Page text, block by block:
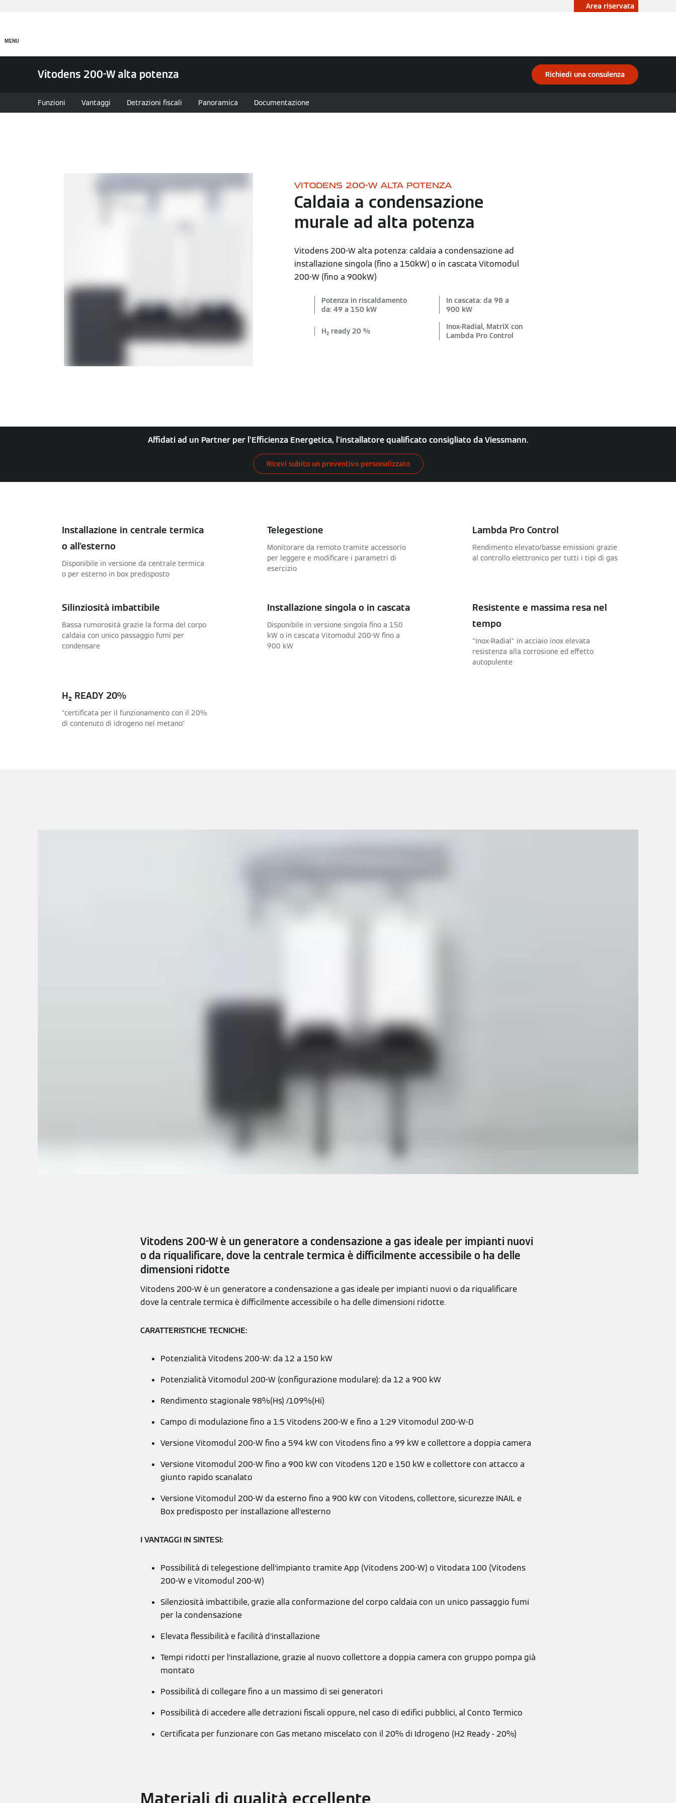
Area riservata
MENU
Vitodens 200-W alta potenza Richiedi una consulenza
Funzioni Vantaggi Detrazioni fiscali Panoramica Documentazione
VITODENS 200-W ALTA POTENZA
Caldaia a condensazione
murale ad alta potenza
Vitodens 200-W alta potenza: caldaia a condensazione ad
installazione singola (fino a 150kW) o in cascata Vitomodul
200-W (fino a 900kW)
Potenza in riscaldamento
da: 49 a 150 kW
In cascata: da 98 a
900 kW
H₂ ready 20 %
Inox-Radial, MatriX con
Lambda Pro Control
Affidati ad un Partner per l’Efficienza Energetica, l’installatore qualificato consigliato da Viessmann.
Ricevi subito un preventivo personalizzato
Installazione in centrale termica
o all'esterno
Disponibile in versione da centrale termica
o per esterno in box predisposto
Telegestione
Monitorare da remoto tramite accessorio
per leggere e modificare i parametri di
esercizio
Lambda Pro Control
Rendimento elevato/basse emissioni grazie
al controllo elettronico per tutti i tipi di gas
Silinziosità imbattibile
Bassa rumorosità grazie la forma del corpo
caldaia con unico passaggio fumi per
condensare
Installazione singola o in cascata
Disponibile in versione singola fino a 150
kW o in cascata Vitomodul 200-W fino a
900 kW
Resistente e massima resa nel
tempo
"Inox-Radial" in acciaio inox elevata
resistenza alla corrosione ed effetto
autopulente
H₂ READY 20%
"certificata per il funzionamento con il 20%
di contenuto di idrogeno nel metano"
Vitodens 200-W è un generatore a condensazione a gas ideale per impianti nuovi
o da riqualificare, dove la centrale termica è difficilmente accessibile o ha delle
dimensioni ridotte
Vitodens 200-W è un generatore a condensazione a gas ideale per impianti nuovi o da riqualificare
dove la centrale termica è difficilmente accessibile o ha delle dimensioni ridotte.
CARATTERISTICHE TECNICHE:
Potenzialità Vitodens 200-W: da 12 a 150 kW
Potenzialità Vitomodul 200-W (configurazione modulare): da 12 a 900 kW
Rendimento stagionale 98%(Hs) /109%(Hi)
Campo di modulazione fino a 1:5 Vitodens 200-W e fino a 1:29 Vitomodul 200-W-D
Versione Vitomodul 200-W fino a 594 kW con Vitodens fino a 99 kW e collettore a doppia camera
Versione Vitomodul 200-W fino a 900 kW con Vitodens 120 e 150 kW e collettore con attacco a
giunto rapido scanalato
Versione Vitomodul 200-W da esterno fino a 900 kW con Vitodens, collettore, sicurezze INAIL e
Box predisposto per installazione all‘esterno
I VANTAGGI IN SINTESI:
Possibilità di telegestione dell‘impianto tramite App (Vitodens 200-W) o Vitodata 100 (Vitodens
200-W e Vitomodul 200-W)
Silenziosità imbattibile, grazie alla conformazione del corpo caldaia con un unico passaggio fumi
per la condensazione
Elevata flessibilità e facilità d‘installazione
Tempi ridotti per l‘installazione, grazie al nuovo collettore a doppia camera con gruppo pompa già
montato
Possibilità di collegare fino a un massimo di sei generatori
Possibilità di accedere alle detrazioni fiscali oppure, nel caso di edifici pubblici, al Conto Termico
Certificata per funzionare con Gas metano miscelato con il 20% di Idrogeno (H2 Ready - 20%)
Materiali di qualità eccellente